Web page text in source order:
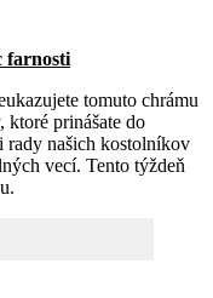
farnosti
tomuto chrámu
ktoré prinášate do
našich kostolníkov
vecí. Tento týždeň